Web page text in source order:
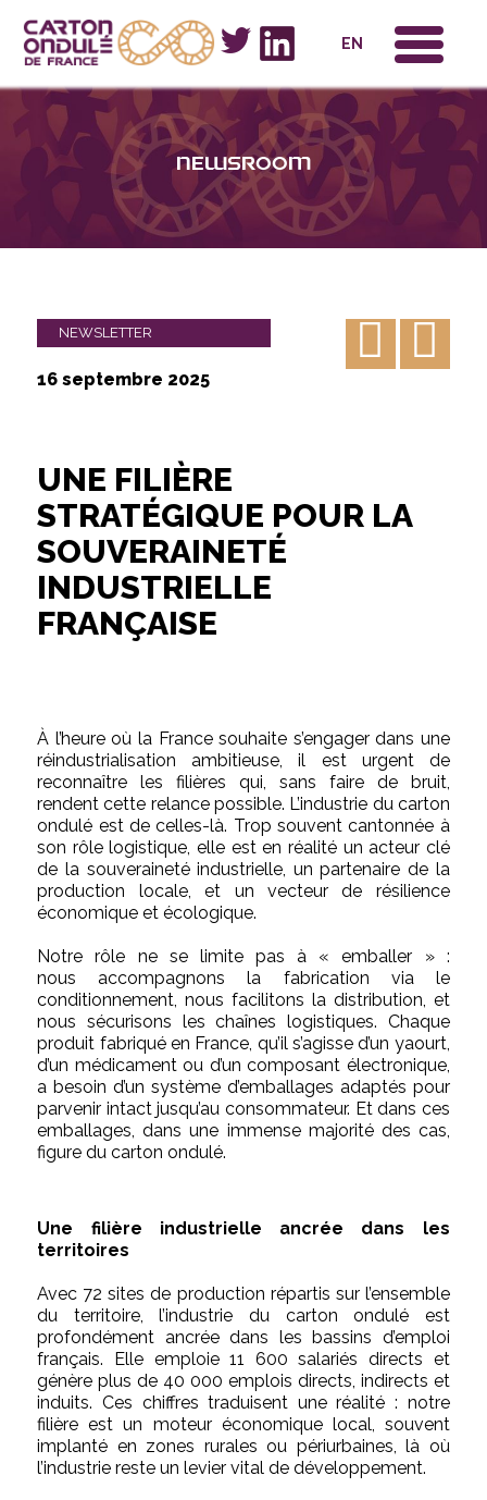
EN
Newsroom
NEWSLETTER
16 septembre 2025
UNE FILIÈRE
STRATÉGIQUE POUR LA
SOUVERAINETÉ
INDUSTRIELLE
FRANÇAISE
À l’heure où la France souhaite s’engager dans une
réindustrialisation ambitieuse, il est urgent de
reconnaître les filières qui, sans faire de bruit,
rendent cette relance possible. L’industrie du carton
ondulé est de celles-là. Trop souvent cantonnée à
son rôle logistique, elle est en réalité un acteur clé
de la souveraineté industrielle, un partenaire de la
production locale, et un vecteur de résilience
économique et écologique.
Notre rôle ne se limite pas à « emballer » :
nous accompagnons la fabrication via le
conditionnement, nous facilitons la distribution, et
nous sécurisons les chaînes logistiques. Chaque
produit fabriqué en France, qu’il s’agisse d’un yaourt,
d’un médicament ou d’un composant électronique,
a besoin d’un système d’emballages adaptés pour
parvenir intact jusqu’au consommateur. Et dans ces
emballages, dans une immense majorité des cas,
figure du carton ondulé.
Une filière industrielle ancrée dans les
territoires
Avec 72 sites de production répartis sur l’ensemble
du territoire, l’industrie du carton ondulé est
profondément ancrée dans les bassins d’emploi
français. Elle emploie 11 600 salariés directs et
génère plus de 40 000 emplois directs, indirects et
induits. Ces chiffres traduisent une réalité : notre
filière est un moteur économique local, souvent
implanté en zones rurales ou périurbaines, là où
l’industrie reste un levier vital de développement.